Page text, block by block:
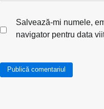
Salvează-mi numele,
navigator pentru data